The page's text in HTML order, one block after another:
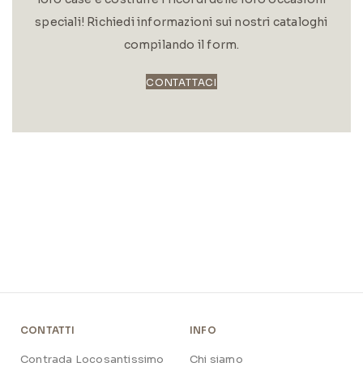
speciali! Richiedi informazioni sui nostri cataloghi
compilando il form.
CONTATTACI
CONTATTI
Contrada Locosantissimo
INFO
Chi siamo